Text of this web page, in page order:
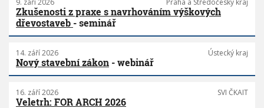
9. září 2026 Praha a Středočeský kraj
Zkušenosti z praxe s navrhováním výškových
dřevostaveb - seminář
14. září 2026 Ústecký kraj
Nový stavební zákon - webinář
16. září 2026 SVI ČKAIT
Veletrh: FOR ARCH 2026